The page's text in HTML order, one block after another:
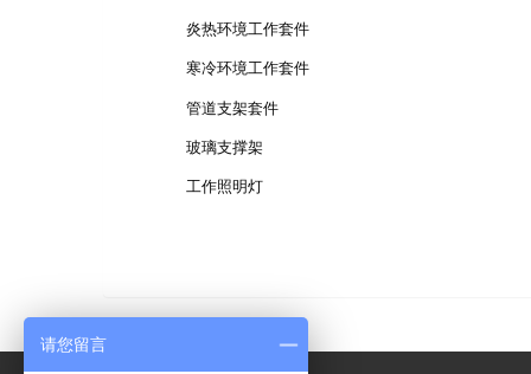
炎热环境工作套件
寒冷环境工作套件
管道支架套件
玻璃支撑架
工作照明灯
请您留言